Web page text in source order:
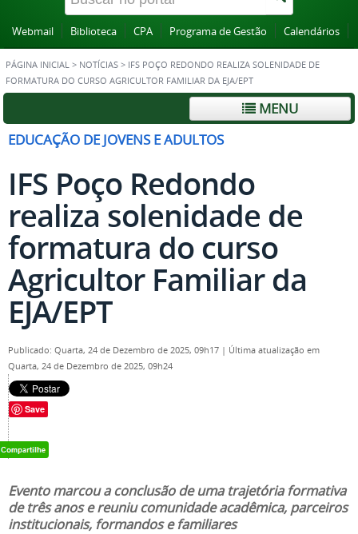
Webmail Biblioteca CPA Programa de Gestão Calendários
PÁGINA INICIAL > NOTÍCIAS > IFS POÇO REDONDO REALIZA SOLENIDADE DE
FORMATURA DO CURSO AGRICULTOR FAMILIAR DA EJA/EPT
MENU
EDUCAÇÃO DE JOVENS E ADULTOS
IFS Poço Redondo
realiza solenidade de
formatura do curso
Agricultor Familiar da
EJA/EPT
Publicado: Quarta, 24 de Dezembro de 2025, 09h17 | Última atualização em
Quarta, 24 de Dezembro de 2025, 09h24
Save
Evento marcou a conclusão de uma trajetória formativa
de três anos e reuniu comunidade acadêmica, parceiros
institucionais, formandos e familiares